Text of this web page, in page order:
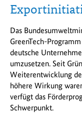
Das
GreenTech-
deutsche
umzusetzen. Seit
Weiterentwicklung
höhere Wirkung
verfügt das
Schwerpunkt.